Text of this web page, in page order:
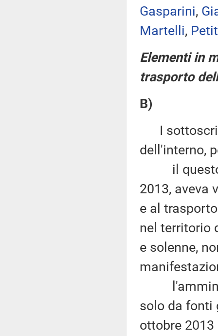
Gasparini,
Martelli,
Elementi in
trasporto
B)
I
dell'interno,
il questore
2013, aveva
e al
nel territorio
e solenne,
solo da fonti
ottobre